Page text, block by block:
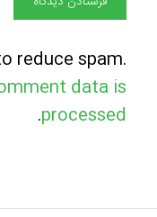
reduce spam.
data is
processed
.